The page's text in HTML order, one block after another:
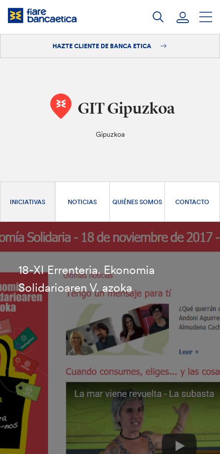
Saltar
HAZTE CLIENTE DE BANCA ETICA
GIT Gipuzkoa
Gipuzkoa
INICIATIVAS NOTICIAS QUIÉNES SOMOS CONTACTO
18-XI Errenteria. Ekonomia
Solidarioaren V. azoka